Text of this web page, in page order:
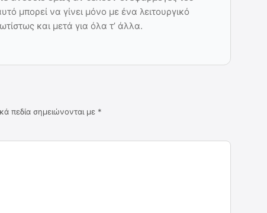
μπορεί να γίνει μόνο με ένα λειτουργικό
και μετά για όλα τ’ άλλα.
πεδία σημειώνονται με *